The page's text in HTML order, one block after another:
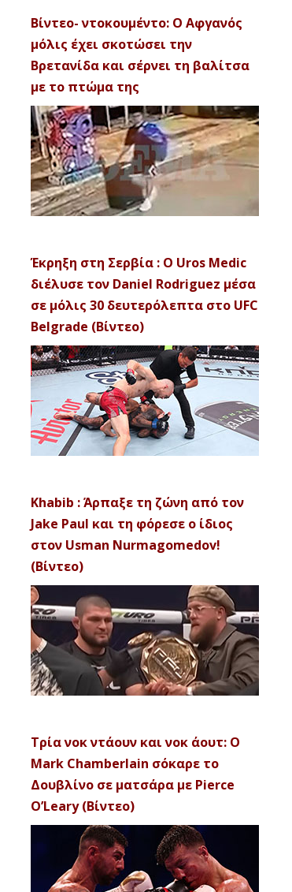
Βίντεο- ντοκουμέντο: Ο Αφγανός
μόλις έχει σκοτώσει την
Βρετανίδα και σέρνει τη βαλίτσα
με το πτώμα της
Έκρηξη στη Σερβία : Ο Uros Medic
διέλυσε τον Daniel Rodriguez μέσα
σε μόλις 30 δευτερόλεπτα στο UFC
Belgrade (Βίντεο)
Khabib : Άρπαξε τη ζώνη από τον
Jake Paul και τη φόρεσε ο ίδιος
στον Usman Nurmagomedov!
(Βίντεο)
Τρία νοκ ντάουν και νοκ άουτ: Ο
Mark Chamberlain σόκαρε το
Δουβλίνο σε ματσάρα με Pierce
O’Leary (Βίντεο)